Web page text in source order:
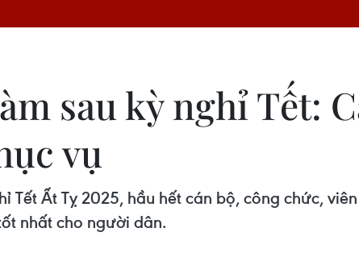
sau kỳ nghỉ Tết:
vụ
Tết Ất Tỵ 2025, hầu hết cán bộ, công chức,
nhất cho người dân.